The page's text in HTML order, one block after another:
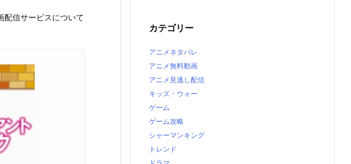
配信サービスについて
カテゴリー
アニメネタバレ
アニメ無料動画
アニメ見逃し配信
キッズ・ウォー
ゲーム
ゲーム攻略
シャーマンキング
トレンド